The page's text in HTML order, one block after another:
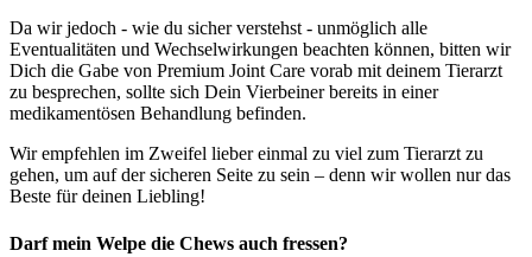
Da wir jedoch - wie du sicher verstehst - unmöglich alle
Eventualitäten und Wechselwirkungen beachten können, bitten wir
Dich die Gabe von Premium Joint Care vorab mit deinem Tierarzt
zu besprechen, sollte sich Dein Vierbeiner bereits in einer
medikamentösen Behandlung befinden.
Wir empfehlen im Zweifel lieber einmal zu viel zum Tierarzt zu
gehen, um auf der sicheren Seite zu sein – denn wir wollen nur das
Beste für deinen Liebling!
Darf mein Welpe die Chews auch fressen?